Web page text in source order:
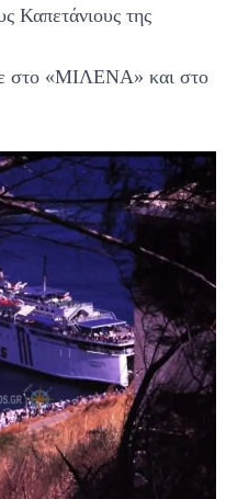
Καπετάνιους της
στο «ΜΙΛΕΝΑ» και στο